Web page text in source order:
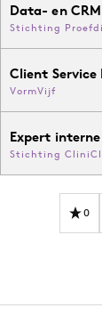
Data- en
Stichting
Client
VormVijf
Expert
Stichting
0